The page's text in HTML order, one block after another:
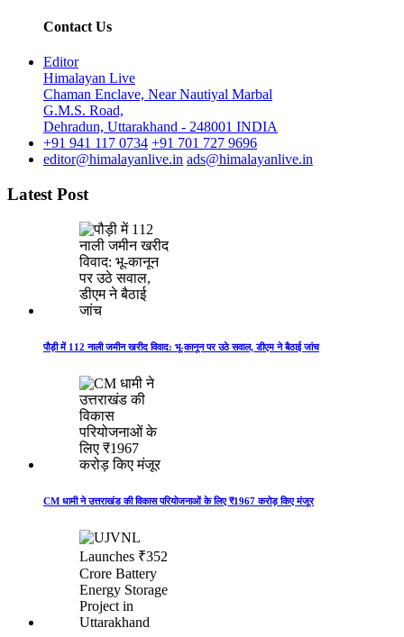
Contact Us
Editor
Himalayan Live
Chaman Enclave, Near Nautiyal Marbal
G.M.S. Road,
Dehradun, Uttarakhand - 248001 INDIA
+91 941 117 0734 +91 701 727 9696
editor@himalayanlive.in ads@himalayanlive.in
Latest Post
पौड़ी में 112 नाली जमीन खरीद विवाद: भू-कानून पर उठे सवाल, डीएम ने बैठाई जांच
CM धामी ने उत्तराखंड की विकास परियोजनाओं के लिए ₹1967 करोड़ किए मंजूर